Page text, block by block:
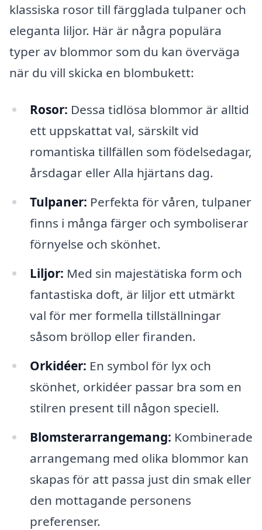
klassiska rosor till färgglada tulpaner och
eleganta liljor. Här är några populära
typer av blommor som du kan överväga
när du vill skicka en blombukett:
Rosor: Dessa tidlösa blommor är alltid
ett uppskattat val, särskilt vid
romantiska tillfällen som födelsedagar,
årsdagar eller Alla hjärtans dag.
Tulpaner: Perfekta för våren, tulpaner
finns i många färger och symboliserar
förnyelse och skönhet.
Liljor: Med sin majestätiska form och
fantastiska doft, är liljor ett utmärkt
val för mer formella tillställningar
såsom bröllop eller firanden.
Orkidéer: En symbol för lyx och
skönhet, orkidéer passar bra som en
stilren present till någon speciell.
Blomsterarrangemang: Kombinerade
arrangemang med olika blommor kan
skapas för att passa just din smak eller
den mottagande personens
preferenser.